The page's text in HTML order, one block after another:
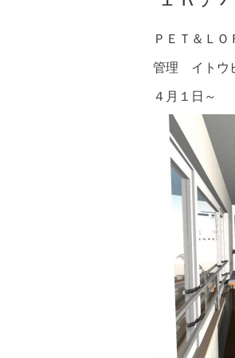
ＰＥＴ＆Ｌ
管理 イトウ
４月１日～